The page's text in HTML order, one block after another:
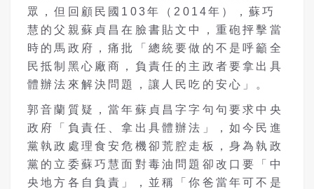
眾，但回顧民國103年（2014年），蘇巧
慧的父親蘇貞昌在臉書貼文中，重砲抨擊當
時的馬政府，痛批「總統要做的不是呼籲全
民抵制黑心廠商，負責任的主政者要拿出具
體辦法來解決問題，讓人民吃的安心」。
郭音蘭質疑，當年蘇貞昌字字句句要求中央
政府「負責任、拿出具體辦法」，如今民進
黨執政處理食安危機卻荒腔走板，身為執政
黨的立委蘇巧慧面對毒油問題卻改口要「中
央地方各自負責」，並稱「你爸當年可不是